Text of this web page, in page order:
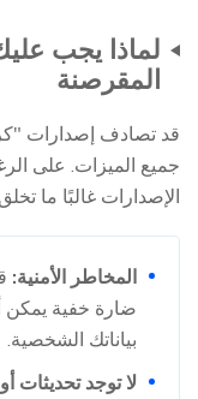
لماذا يجب
المقرصنة
قد تصادف إصدارات
جميع الميزات. على
الإصدارات غالبًا ما
المخاطر الأمنية:
ضارة خفية يمكن
بياناتك الشخصية.
لا توجد تحديثات